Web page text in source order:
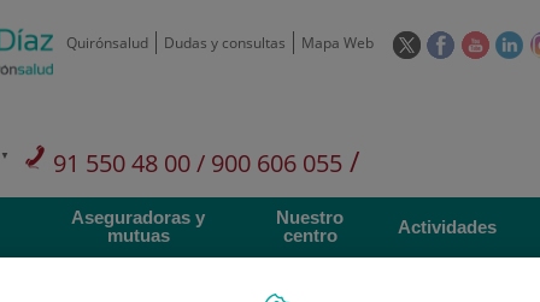
Quirónsalud Dudas y consultas Mapa Web
Este
ventana
nueva.
Este
ventana
nueva.
Este
nueva.
91 550 48 00 / 900 606 055/
Privados: 91 090 05 16
Aseguradoras y
mutuas
Nuestro
centro
Actividades